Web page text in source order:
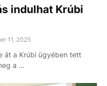
indulhat Krúbi
11, 2025
át a Krúbi ügyében tett
a …